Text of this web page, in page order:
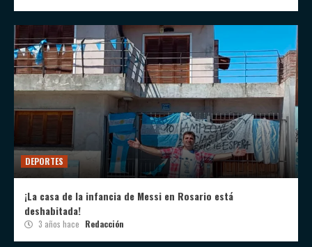
DEPORTES
¡La casa de la infancia de Messi en Rosario está
deshabitada!
3 años hace Redacción